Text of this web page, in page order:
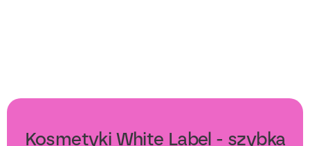
Kosmetyki White Label - szybka